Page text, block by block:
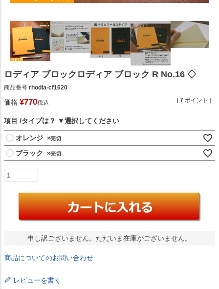
ロディア ブロックロディア ブロック R No.16 ◇
商品番号 rhodia-cf1620
価格 ¥770税込 [7 ポイント ]
項目 タイプは？
オレンジ ×
ブラック ×
申し訳ございません。ただいま在庫がございません。
商品についてのお問い合わせ
レビューを書く